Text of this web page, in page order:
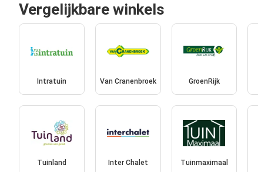
Vergelijkbare winkels
Intratuin Van Cranenbroek GroenRijk
Tuinland Inter Chalet Tuinmaximaal